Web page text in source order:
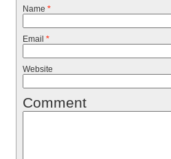
Name *
Email *
Website
Comment